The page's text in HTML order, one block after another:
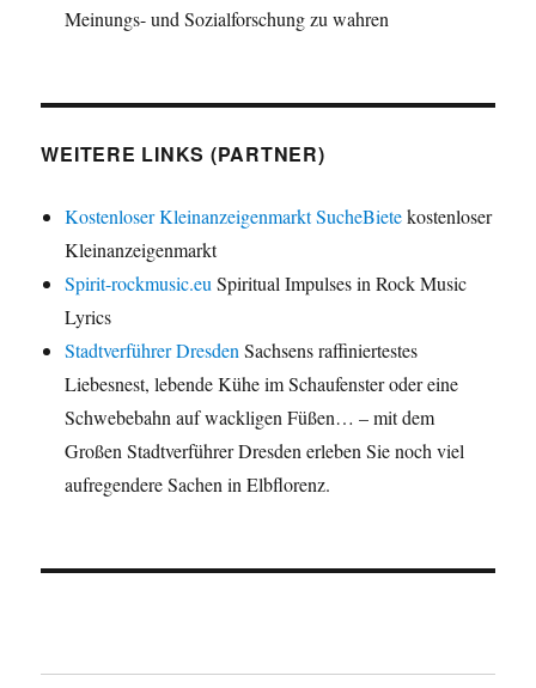
Meinungs- und Sozialforschung zu wahren
WEITERE LINKS (PARTNER)
Kostenloser Kleinanzeigenmarkt SucheBietekostenloser
Kleinanzeigenmarkt
Spirit-rockmusic.eu Spiritual Impulses in Rock Music
Lyrics
Stadtverführer Dresden Sachsens raffiniertestes
Liebesnest, lebende Kühe im Schaufenster oder eine
Schwebebahn auf wackligen Füßen… – mit dem
Großen Stadtverführer Dresden erleben Sie noch viel
aufregendere Sachen in Elbflorenz.